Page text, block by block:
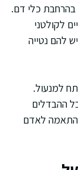
בהרחבת כלי דם.
לקולטני
להם נטייה
למנעול.
ההבדלים
לאדם